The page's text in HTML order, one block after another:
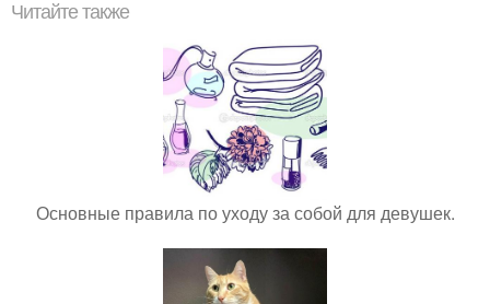
Читайте также
Основные правила по уходу за собой для девушек.